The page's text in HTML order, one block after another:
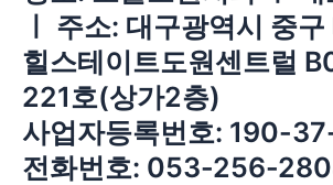
ㅣ 주소: 대구광역시 중
힐스테이트도원센트럴
221호(상가2층)
사업자등록번호: 190-
전화번호: 053-256-